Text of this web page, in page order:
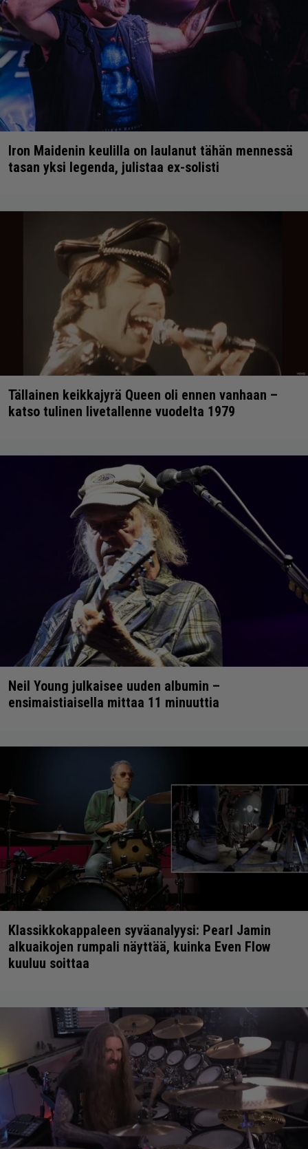
Iron Maidenin keulilla on laulanut tähän mennessä
tasan yksi legenda, julistaa ex-solisti
Tällainen keikkajyrä Queen oli ennen vanhaan –
katso tulinen livetallenne vuodelta 1979
Neil Young julkaisee uuden albumin –
ensimaistiaisella mittaa 11 minuuttia
Klassikkokappaleen syväanalyysi: Pearl Jamin
alkuaikojen rumpali näyttää, kuinka Even Flow
kuuluu soittaa